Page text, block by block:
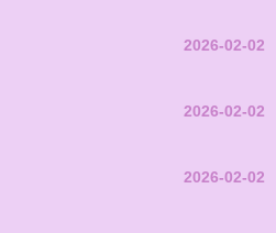
2026-02-02
2026-02-02
2026-02-02